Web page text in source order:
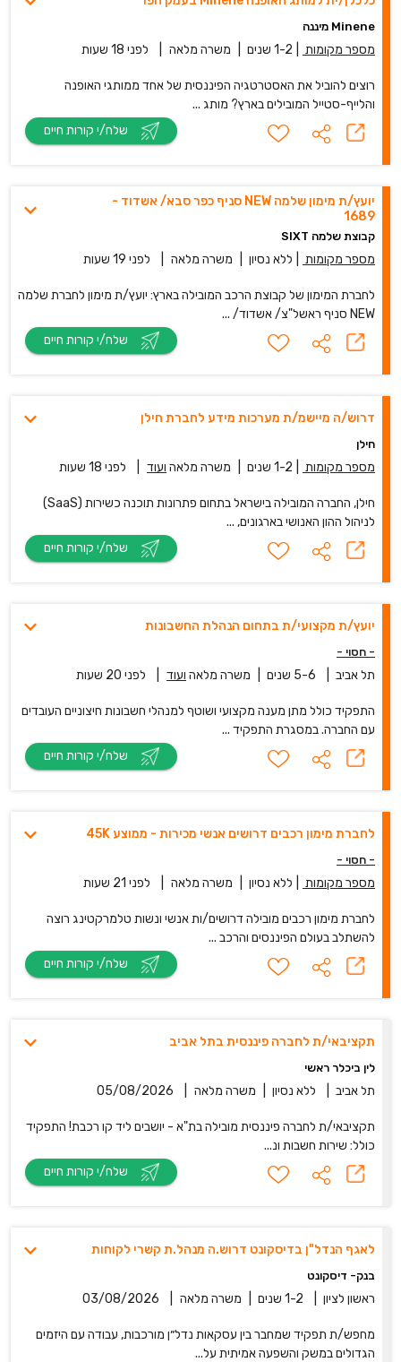
Minene מיננה
מספר מקומות 1-2 שנים משרה מלאה לפני 18 שעות
רוצים להוביל את האסטרטגיה הפיננסית של אחד ממותגי האופנה
והלייף-סטייל המובילים בארץ? מותג ...
יועץ/ת מימון שלמה NEW סניף כפר סבא/ אשדוד -
1689
קבוצת שלמה SIXT
מספר מקומות ללא נסיון משרה מלאה לפני 19 שעות
לחברת המימון של קבוצת הרכב המובילה בארץ: יועץ/ת מימון לחברת שלמה
NEW סניף ראשל"צ/ אשדוד/ ...
דרוש/ה מיישמ/ת מערכות מידע לחברת חילן
חילן
מספר מקומות 1-2 שנים משרה מלאה ועוד לפני 18 שעות
חילן, החברה המובילה בישראל בתחום פתרונות תוכנה כשירות (SaaS)
לניהול ההון האנושי בארגונים, ...
יועץ/ת מקצועי/ת בתחום הנהלת החשבונות
- חסוי -
תל אביב 5-6 שנים משרה מלאה ועוד לפני 20 שעות
התפקיד כולל מתן מענה מקצועי ושוטף למנהלי חשבונות חיצוניים העובדים
עם החברה. במסגרת התפקיד ...
לחברת מימון רכבים דרושים אנשי מכירות - ממוצע 45K
- חסוי -
מספר מקומות ללא נסיון משרה מלאה לפני 21 שעות
לחברת מימון רכבים מובילה דרושים/ות אנשי ונשות טלמרקטינג רוצה
להשתלב בעולם הפיננסים והרכב ...
תקציבאי/ת לחברה פיננסית בתל אביב
לין ביכלר ראשי
תל אביב ללא נסיון משרה מלאה 05/08/2026
תקציבאי/ת לחברה פיננסית מובילה בת"א - יושבים ליד קו רכבת! התפקיד
כולל: שירות חשבות ונ...
לאגף הנדל"ן בדיסקונט דרוש.ה מנהל.ת קשרי לקוחות
בנק- דיסקונט
ראשון לציון 1-2 שנים משרה מלאה 03/08/2026
מחפש/ת תפקיד שמחבר בין עסקאות נדל״ן מורכבות, עבודה עם היזמים
הגדולים במשק והשפעה אמיתית על...